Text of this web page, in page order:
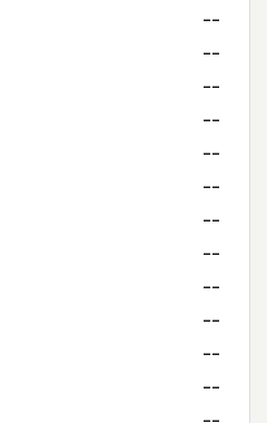
--
--
--
--
--
--
--
--
--
--
--
--